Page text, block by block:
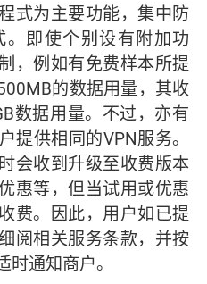
式为主要功能，集中防
即使个别设有附加功
，例如有免费样本所提
的数据用量，其收
数据用量。不过，亦有
提供相同的VPN服务。
会收到升级至收费版本
惠等，但当试用或优惠
费。因此，用户如已提
阅相关服务条款，并按
通知商户。